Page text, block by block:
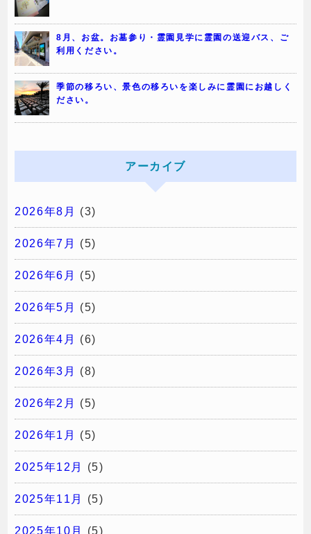
8月、お盆。お墓参り・霊園見学に霊園の送迎バス、ご
利用ください。
季節の移ろい、景色の移ろいを楽しみに霊園にお越しく
ださい。
アーカイブ
2026年8月 (3)
2026年7月 (5)
2026年6月 (5)
2026年5月 (5)
2026年4月 (6)
2026年3月 (8)
2026年2月 (5)
2026年1月 (5)
2025年12月 (5)
2025年11月 (5)
2025年10月 (5)